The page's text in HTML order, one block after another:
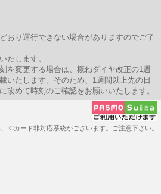
り運行できない場合がありますのでご了
します。
を変更する場合は、概ねダイヤ改正の1週
いたします。そのため、1週間以上先の日
改めて時刻のご確認をお願いいたします。
ICカード非対応系統がございます。ご注意下さい。